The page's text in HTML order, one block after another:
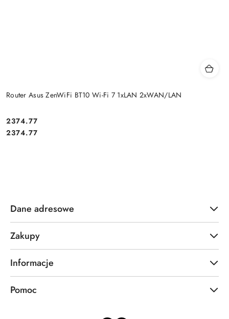
Router Asus ZenWiFi BT10 Wi-Fi 7 1xLAN 2xWAN/LAN
Cena:
2374.77
Cena:
2374.77
Dane adresowe
Zakupy
Informacje
Pomoc